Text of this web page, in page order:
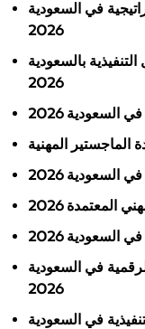
في السعودية
2026
بالسعودية
2026
2026
الماجستير المهنية
2026
المعتمدة 2026
السعودية 2026
في السعودية
2026
في السعودية